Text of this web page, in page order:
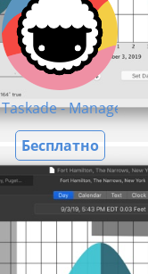
Taskade - Manage
Бесплатно